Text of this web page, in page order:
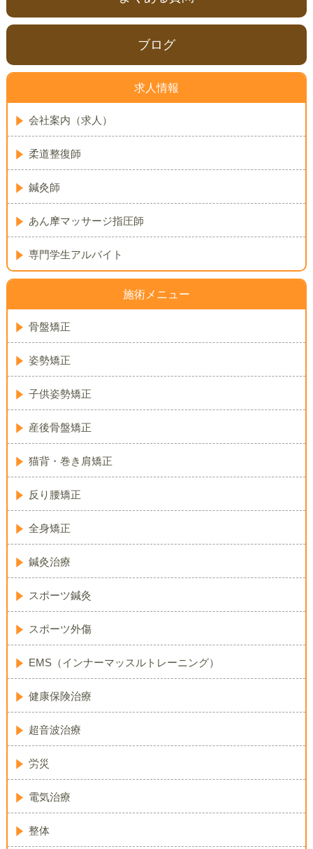
ブログ
求人情報
会社案内（求人）
柔道整復師
鍼灸師
あん摩マッサージ指圧師
専門学生アルバイト
施術メニュー
骨盤矯正
姿勢矯正
子供姿勢矯正
産後骨盤矯正
猫背・巻き肩矯正
反り腰矯正
全身矯正
鍼灸治療
スポーツ鍼灸
スポーツ外傷
EMS（インナーマッスルトレーニング）
健康保険治療
超音波治療
労災
電気治療
整体